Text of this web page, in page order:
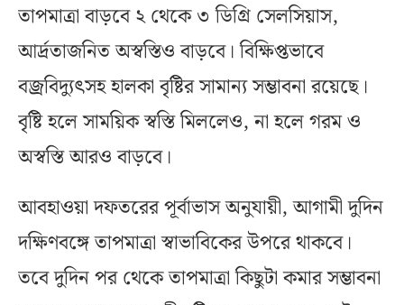
তাপমাত্রা বাড়বে ২ থেকে ৩ ডিগ্রি সেলসিয়াস,
আর্দ্রতাজনিত অস্বস্তিও বাড়বে। বিক্ষিপ্তভাবে
বজ্রবিদ্যুৎসহ হালকা বৃষ্টির সামান্য সম্ভাবনা রয়েছে।
বৃষ্টি হলে সাময়িক স্বস্তি মিললেও, না হলে গরম ও
অস্বস্তি আরও বাড়বে।
আবহাওয়া দফতরের পূর্বাভাস অনুযায়ী, আগামী দুদিন
দক্ষিণবঙ্গে তাপমাত্রা স্বাভাবিকের উপরে থাকবে।
তবে দুদিন পর থেকে তাপমাত্রা কিছুটা কমার সম্ভাবনা